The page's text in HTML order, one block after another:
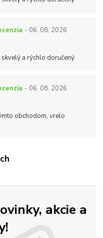
- 06. 08. 2026
a rýchlo doručený.
- 06. 08. 2026
obchodom, vrelo
akcie a